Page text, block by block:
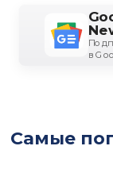
в
Самые